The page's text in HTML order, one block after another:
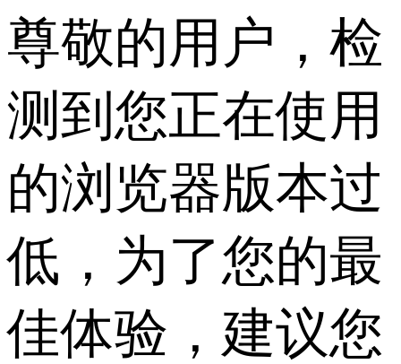
尊敬的用户，检
测到您正在使用
的浏览器版本过
低，为了您的最
佳体验，建议您